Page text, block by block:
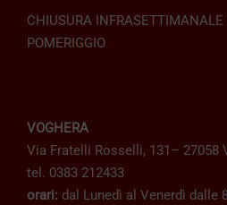
CHIUSURA INFRASETTIMANALE
POMERIGGIO
VOGHERA
Via Fratelli Rosselli, 131– 27058
tel. 0383 212433
orari: dal Lunedì al Venerdì dalle